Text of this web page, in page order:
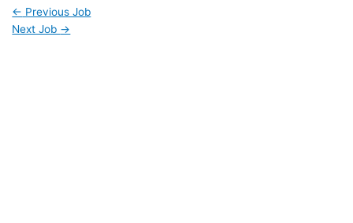
← Previous Job
Next Job →